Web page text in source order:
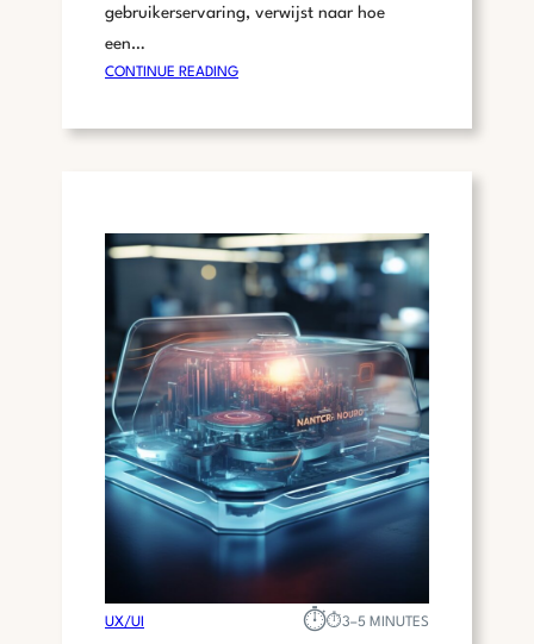
gebruikerservaring, verwijst naar hoe
een…
CONTINUE READING:
P
E
V
A
N
D
E
T
E
R
M
E
UX/UI ⏱︎⏱︎3–5 MINUTES